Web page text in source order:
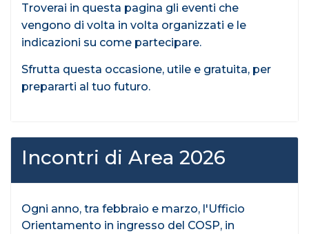
Troverai in questa pagina gli eventi che
vengono di volta in volta organizzati e le
indicazioni su come partecipare.
Sfrutta questa occasione, utile e gratuita, per
prepararti al tuo futuro.
Incontri di Area 2026
Ogni anno, tra febbraio e marzo, l'Ufficio
Orientamento in ingresso del COSP, in